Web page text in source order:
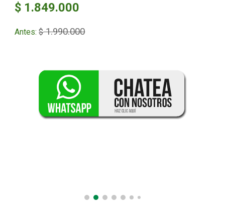
$ 1.849.000
Antes:$1.990.000